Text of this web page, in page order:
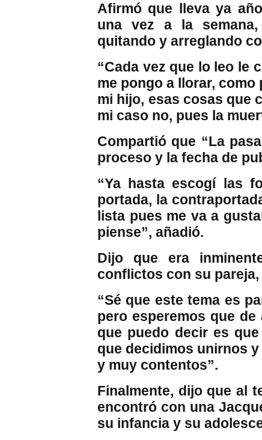
Afirmó que lleva ya
una vez a la
quitando y arreglando
“Cada vez que lo leo le
me pongo a llorar,
mi hijo, esas cosas que
mi caso no, pues la
Compartió que “La
proceso y la fecha de
“Ya hasta escogí las
portada, la
lista pues me va a
piense”, añadió.
Dijo que era
conflictos con su
“Sé que este tema es
pero esperemos que
que puedo decir es
que decidimos unirnos
y muy contentos”.
Finalmente, dijo que al
encontró con una
su infancia y su